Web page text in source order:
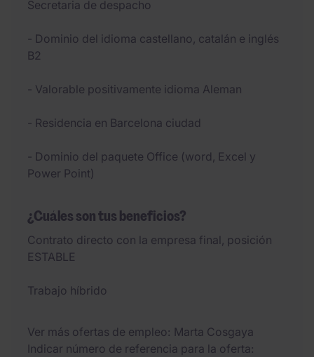
Secretaria de despacho
- Dominio del idioma castellano, catalán e inglés
B2
- Valorable positivamente idioma Aleman
- Residencia en Barcelona ciudad
- Dominio del paquete Office (word, Excel y
Power Point)
¿Cuáles son tus beneficios?
Contrato directo con la empresa final, posición
ESTABLE
Trabajo híbrido
Ver más ofertas de empleo
Marta Cosgaya
Indicar número de referencia para la oferta